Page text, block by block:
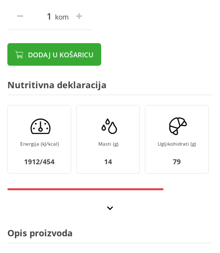
kom
DODAJ U KOŠARICU
Nutritivna deklaracija
Energija (kJ/kcal)
1912/454
Masti (g)
14
Ugljikohidrati (g)
79
Opis proizvoda